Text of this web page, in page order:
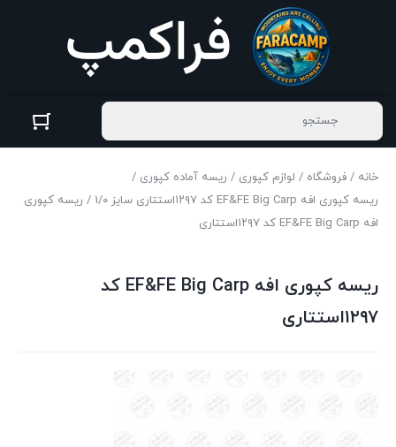
خانه / فروشگاه / لوازم کپوری / ریسه آماده کپوری /
ریسه کپوری افه EF&FE Big Carp کد ۱۲۹۷استتاری سایز ۱/۰
/ ریسه کپوری
افه EF&FE Big Carp کد ۱۲۹۷استتاری
ریسه کپوری افه EF&FE Big Carp کد
۱۲۹۷استتاری